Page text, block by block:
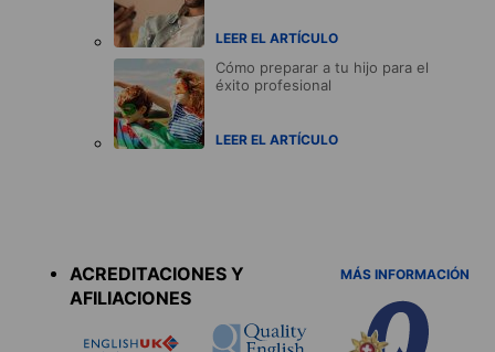
LEER EL ARTÍCULO
Cómo preparar a tu hijo para el
éxito profesional
LEER EL ARTÍCULO
ACREDITACIONES Y
AFILIACIONES
MÁS INFORMACIÓN